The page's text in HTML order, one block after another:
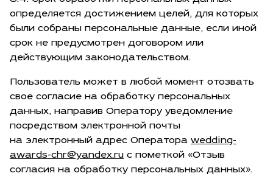
определяется достижением целей, для которых
были собраны персональные данные, если иной
срок не предусмотрен договором или
действующим законодательством.
Пользователь может в любой момент отозвать
свое согласие на обработку персональных
данных, направив Оператору уведомление
посредством электронной почты
на электронный адрес Оператора wedding-
awards-chr@yandex.ru с пометкой «Отзыв
согласия на обработку персональных данных».